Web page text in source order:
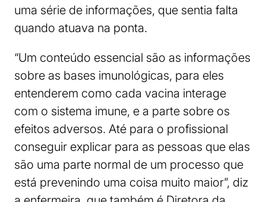
uma série de informações, que sentia falta
quando atuava na ponta.
“Um conteúdo essencial são as informações
sobre as bases imunológicas, para eles
entenderem como cada vacina interage
com o sistema imune, e a parte sobre os
efeitos adversos. Até para o profissional
conseguir explicar para as pessoas que elas
são uma parte normal de um processo que
está prevenindo uma coisa muito maior”, diz